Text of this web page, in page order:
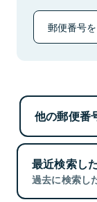
郵便番号
他の郵便番
最近検索し
過去に検索し